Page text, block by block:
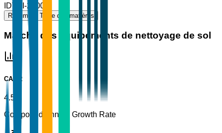
IDTBI-22009
Résumé Table des matières
Marché des équipements de nettoyage de sol
CAGR
4.5%
Compound Annual Growth Rate